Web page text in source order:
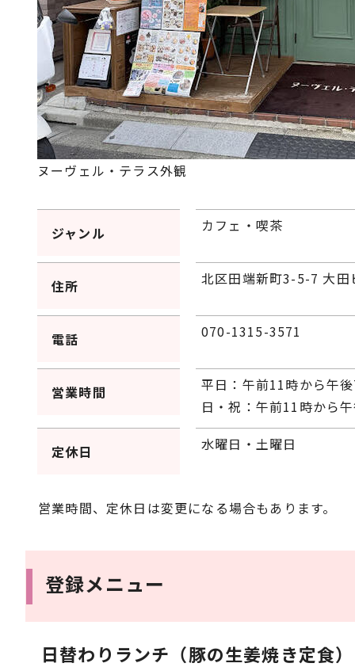
ヌーヴェル・テラス外観
ジャンル カフェ・喫茶
住所 北区田端新町3-5-7 大田
電話 070-1315-3571
営業時間
平日：午前11時から午
日・祝：午前11時から
定休日 水曜日・土曜日
営業時間、定休日は変更になる場合もあります。
登録メニュー
日替わりランチ（豚の生姜焼き定食）